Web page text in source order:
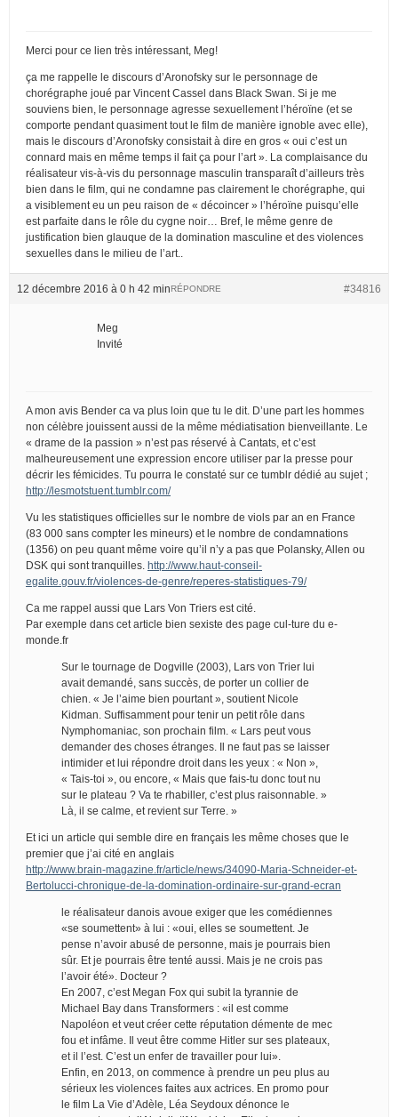
Merci pour ce lien très intéressant, Meg!
ça me rappelle le discours d’Aronofsky sur le personnage de
chorégraphe joué par Vincent Cassel dans Black Swan. Si je me
souviens bien, le personnage agresse sexuellement l’héroïne (et se
comporte pendant quasiment tout le film de manière ignoble avec elle),
mais le discours d’Aronofsky consistait à dire en gros « oui c’est un
connard mais en même temps il fait ça pour l’art ». La complaisance du
réalisateur vis-à-vis du personnage masculin transparaît d’ailleurs très
bien dans le film, qui ne condamne pas clairement le chorégraphe, qui
a visiblement eu un peu raison de « décoincer » l’héroïne puisqu’elle
est parfaite dans le rôle du cygne noir… Bref, le même genre de
justification bien glauque de la domination masculine et des violences
sexuelles dans le milieu de l’art..
12 décembre 2016 à 0 h 42 min #34816
RÉPONDRE
Meg
Invité
A mon avis Bender ca va plus loin que tu le dit. D’une part les hommes
non célèbre jouissent aussi de la même médiatisation bienveillante. Le
« drame de la passion » n’est pas réservé à Cantats, et c’est
malheureusement une expression encore utiliser par la presse pour
décrir les fémicides. Tu pourra le constaté sur ce tumblr dédié au sujet ;
http://lesmotstuent.tumblr.com/
Vu les statistiques officielles sur le nombre de viols par an en France
(83 000 sans compter les mineurs) et le nombre de condamnations
(1356) on peu quant même voire qu’il n’y a pas que Polansky, Allen ou
DSK qui sont tranquilles. http://www.haut-conseil-
egalite.gouv.fr/violences-de-genre/reperes-statistiques-79/
Ca me rappel aussi que Lars Von Triers est cité.
Par exemple dans cet article bien sexiste des page cul-ture du e-
monde.fr
Sur le tournage de Dogville (2003), Lars von Trier lui
avait demandé, sans succès, de porter un collier de
chien. « Je l’aime bien pourtant », soutient Nicole
Kidman. Suffisamment pour tenir un petit rôle dans
Nymphomaniac, son prochain film. « Lars peut vous
demander des choses étranges. Il ne faut pas se laisser
intimider et lui répondre droit dans les yeux : « Non »,
« Tais-toi », ou encore, « Mais que fais-tu donc tout nu
sur le plateau ? Va te rhabiller, c’est plus raisonnable. »
Là, il se calme, et revient sur Terre. »
Et ici un article qui semble dire en français les même choses que le
premier que j’ai cité en anglais
http://www.brain-magazine.fr/article/news/34090-Maria-Schneider-et-
Bertolucci-chronique-de-la-domination-ordinaire-sur-grand-ecran
le réalisateur danois avoue exiger que les comédiennes
«se soumettent» à lui : «oui, elles se soumettent. Je
pense n’avoir abusé de personne, mais je pourrais bien
sûr. Et je pourrais être tenté aussi. Mais je ne crois pas
l’avoir été». Docteur ?
En 2007, c’est Megan Fox qui subit la tyrannie de
Michael Bay dans Transformers : «il est comme
Napoléon et veut créer cette réputation démente de mec
fou et infâme. Il veut être comme Hitler sur ses plateaux,
et il l’est. C’est un enfer de travailler pour lui».
Enfin, en 2013, on commence à prendre un peu plus au
sérieux les violences faites aux actrices. En promo pour
le film La Vie d’Adèle, Léa Seydoux dénonce le